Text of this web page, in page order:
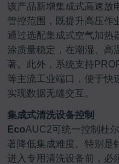
该产品新增集成式高速放
管控范围，既提升高压作
通过选配集成式空气加热
涂质量稳定，在潮湿、高
著。此外，系统支持
等主流工业端口，便于快
实现数据无缝交互。
集成式清洗设备控制
EcoAUC2可统一控制杜
著降低集成难度。特别是
进入专用清洗设备前，必